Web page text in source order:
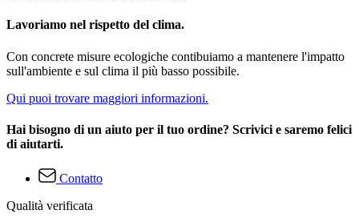
Lavoriamo nel rispetto del clima.
Con concrete misure ecologiche contibuiamo a mantenere l'impatto
sull'ambiente e sul clima il più basso possibile.
Qui puoi trovare maggiori informazioni.
Hai bisogno di un aiuto per il tuo ordine? Scrivici e saremo felici
di aiutarti.
Contatto
Qualità verificata